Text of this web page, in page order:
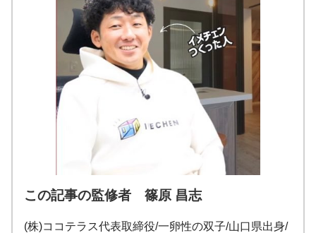
この記事の監修者 篠原 昌志
(株)ココテラス代表取締役/一卵性の双子/山口県出身/